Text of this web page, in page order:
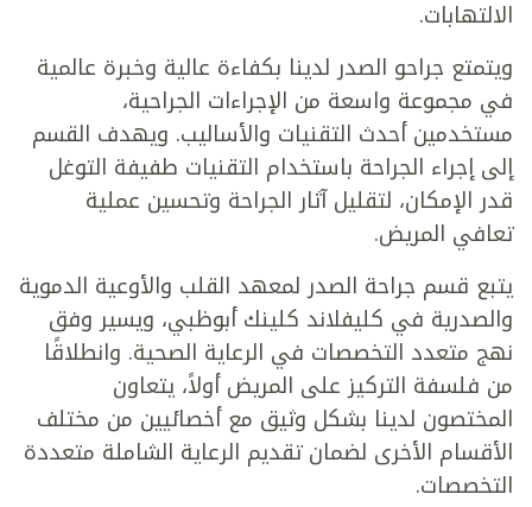
الالتهابات.
ويتمتع جراحو الصدر لدينا بكفاءة عالية وخبرة عالمية
في مجموعة واسعة من الإجراءات الجراحية،
مستخدمين أحدث التقنيات والأساليب. ويهدف القسم
إلى إجراء الجراحة باستخدام التقنيات طفيفة التوغل
قدر الإمكان، لتقليل آثار الجراحة وتحسين عملية
تعافي المريض.
يتبع قسم جراحة الصدر لمعهد القلب والأوعية الدموية
والصدرية في كليفلاند كلينك أبوظبي، ويسير وفق
نهج متعدد التخصصات في الرعاية الصحية. وانطلاقًا
من فلسفة التركيز على المريض أولاً، يتعاون
المختصون لدينا بشكل وثيق مع أخصائيين من مختلف
الأقسام الأخرى لضمان تقديم الرعاية الشاملة متعددة
التخصصات.